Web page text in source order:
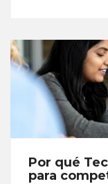
Por qué
para